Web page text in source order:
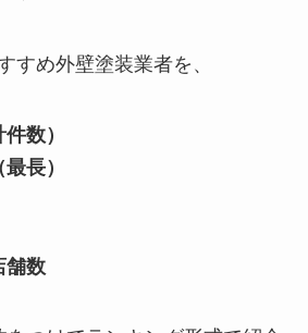
すめ外壁塗装業者を、
数）
長）
舗数